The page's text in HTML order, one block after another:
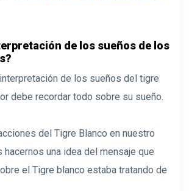
de los sueños de los
de los sueños del tigre
debe recordar todo sobre su sueño.
del Tigre Blanco en nuestro
hacernos una idea del mensaje que
el Tigre blanco estaba tratando de